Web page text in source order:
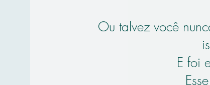
Ou talvez você
E foi